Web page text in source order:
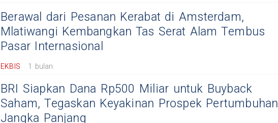
Berawal dari Pesanan Kerabat di Amsterdam,
Mlatiwangi Kembangkan Tas Serat Alam Tembus
Pasar Internasional
EKBIS 1 bulan
BRI Siapkan Dana Rp500 Miliar untuk Buyback
Saham, Tegaskan Keyakinan Prospek Pertumbuhan
Jangka Panjang